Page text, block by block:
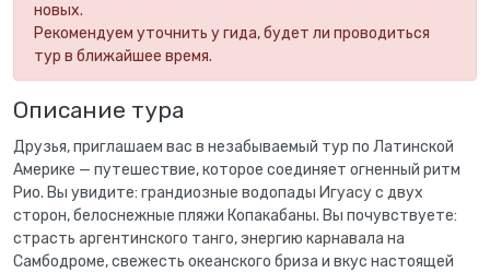
новых.
Рекомендуем уточнить у гида, будет ли проводиться
тур в ближайшее время.
Описание тура
Друзья, приглашаем вас в незабываемый тур по Латинской
Америке — путешествие, которое соединяет огненный ритм
Рио. Вы увидите: грандиозные водопады Игуасу с двух
сторон, белоснежные пляжи Копакабаны. Вы почувствуете:
страсть аргентинского танго, энергию карнавала на
Самбодроме, свежесть океанского бриза и вкус настоящей